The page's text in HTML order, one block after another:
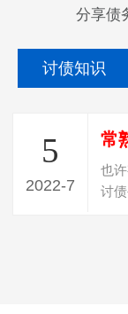
分享债
讨债知识
5
2022-7
也
讨